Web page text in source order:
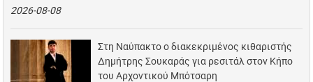
2026-08-08
Στη Ναύπακτο ο διακεκριμένος κιθαριστής
Δημήτρης Σουκαράς για ρεσιτάλ στον Κήπο
του Αρχοντικού Μπότσαρη